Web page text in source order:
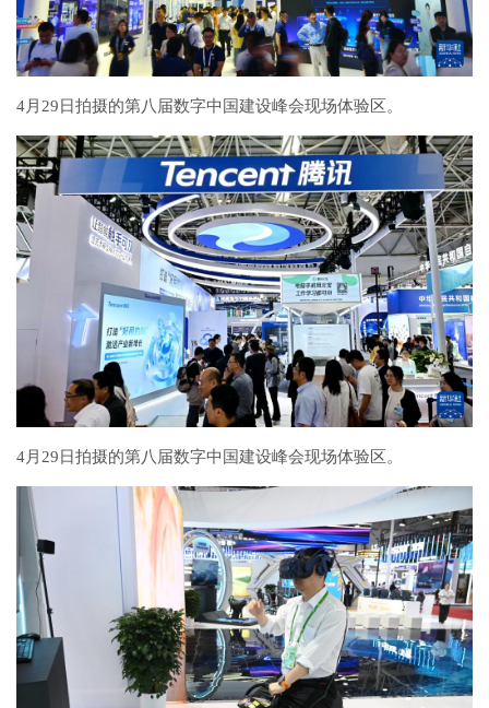
4月29日拍摄的第八届数字中国建设峰会现场体验区。
4月29日拍摄的第八届数字中国建设峰会现场体验区。